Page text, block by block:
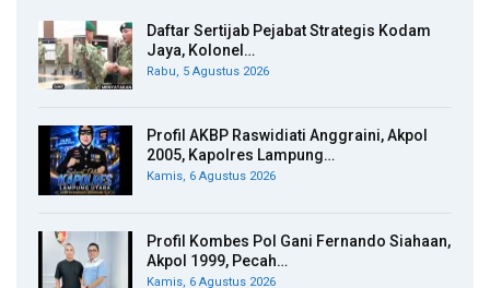
Daftar Sertijab Pejabat Strategis Kodam
Jaya, Kolonel…
Rabu, 5 Agustus 2026
Profil AKBP Raswidiati Anggraini, Akpol
2005, Kapolres Lampung…
Kamis, 6 Agustus 2026
Profil Kombes Pol Gani Fernando Siahaan,
Akpol 1999, Pecah…
Kamis, 6 Agustus 2026